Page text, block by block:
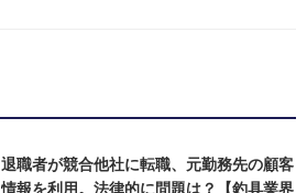
退職者が競合他社に転職、元勤務先の顧客
情報を利用。法律的に問題は？【釣具業界